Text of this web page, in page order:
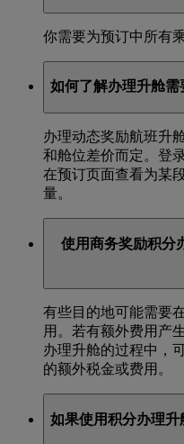
你需要为预订中所有
如何了解办理升舱需
办理动态奖励航班升
和舱位差价而定。登
在预订页面查看为某
量。
使用商务奖励积分
有些目的地可能需要
用。若有额外费用产
办理升舱的过程中，
的额外税金或费用。
如果使用积分办理升